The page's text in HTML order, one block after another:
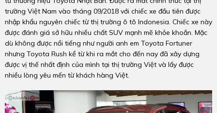
trường Việt Nam vào tháng 09/2018 với chiếc xe đầu tiên được
nhập khẩu nguyên chiếc từ thị trường ô tô Indonesia. Chiếc xe này
được đánh giá sở hữu nhiều chất SUV mạnh mẽ khỏe khoắn. Mặc
dù không được nổi tiếng như người anh em Toyota Fortuner
nhưng Toyota Rush kể từ khi ra mắt cho đến nay đã xây dựng
được vị thế nhất định của mình tại thị trường Việt và lấy được
nhiều lòng yêu mến từ khách hàng Việt.